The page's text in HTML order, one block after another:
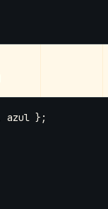
azul };